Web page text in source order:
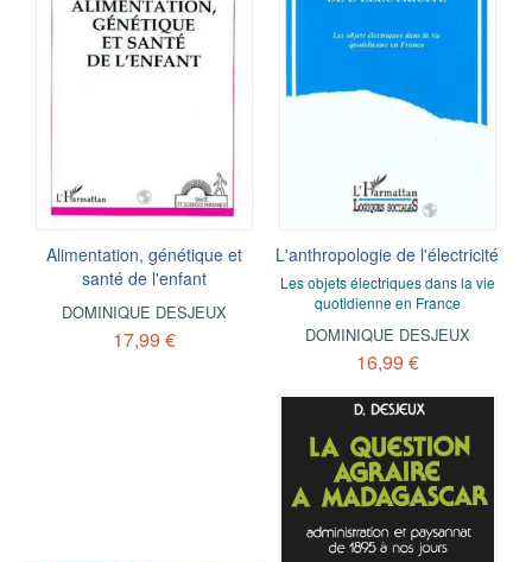
Alimentation, génétique et
santé de l'enfant
DOMINIQUE DESJEUX
17,99 €
L'anthropologie de l'électricité
Les objets électriques dans la vie
quotidienne en France
DOMINIQUE DESJEUX
16,99 €